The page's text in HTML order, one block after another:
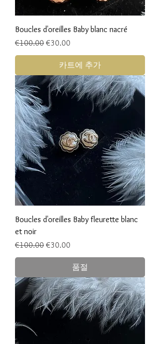
Boucles d'oreilles Baby blanc nacré
일반가
€100.00 할인가
€30.00
카트에 추가
Boucles d'oreilles Baby fleurette blanc
et noir
일반가
€100.00 할인가
€30.00
품절